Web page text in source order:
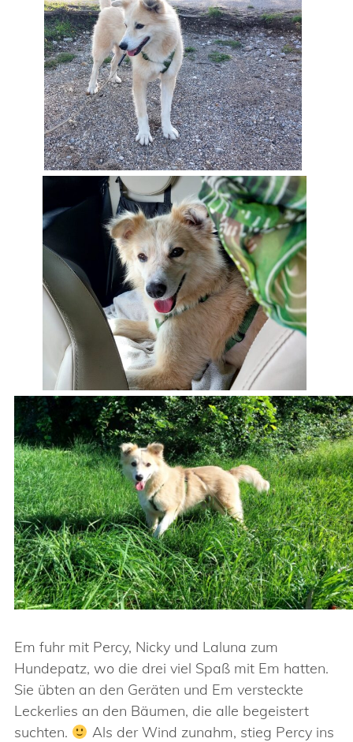
Em fuhr mit Percy, Nicky und Laluna zum
Hundepatz, wo die drei viel Spaß mit Em hatten.
Sie übten an den Geräten und Em versteckte
Leckerlies an den Bäumen, die alle begeistert
suchten.
Als der Wind zunahm, stieg Percy ins